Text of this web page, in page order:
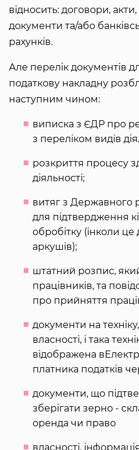
відносить: договори,
документи та/або
рахунків.
Але перелік документів
податкову накладну
наступним чином:
виписка з ЄДР про
з переліком видів
розкриття процесу
діяльності;
витяг з Державного
для підтвердження
обробітку (інколи
аркушів);
штатний розпис,
працівників, та
про прийняття
документи на
власності, і така
відображена
платника податків
документи, що
зберігати зерно -
оренда чи право
власності,